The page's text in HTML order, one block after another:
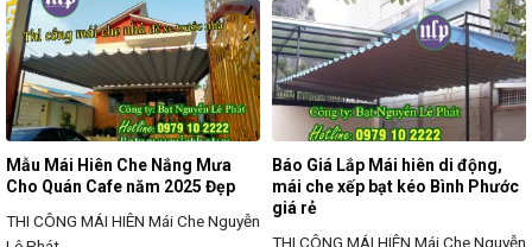
vực Bình Dương muốn lắp đặt mái
che Bình dương thì ở đây đơn vị
công ty đang là nơi để khách hàng
có nhu cầu tham khảo về
chất lượng cao, độ bền lâu dài? Mái
hiên, mái che di động là giải pháp tối
ưu giúp che nắng, che mưa hiệu quả,
tạo không gian thoáng mát,
Mẫu Mái Hiên Che Nắng Mưa
Cho Quán Cafe năm 2025 Đẹp
THI CÔNG MÁI HIÊN Mái Che Nguyễn
Báo Giá Lắp Mái hiên di động,
mái che xếp bạt kéo Bình Phước
giá rẻ
THI CÔNG MÁI HIÊN Mái Che Nguyễn